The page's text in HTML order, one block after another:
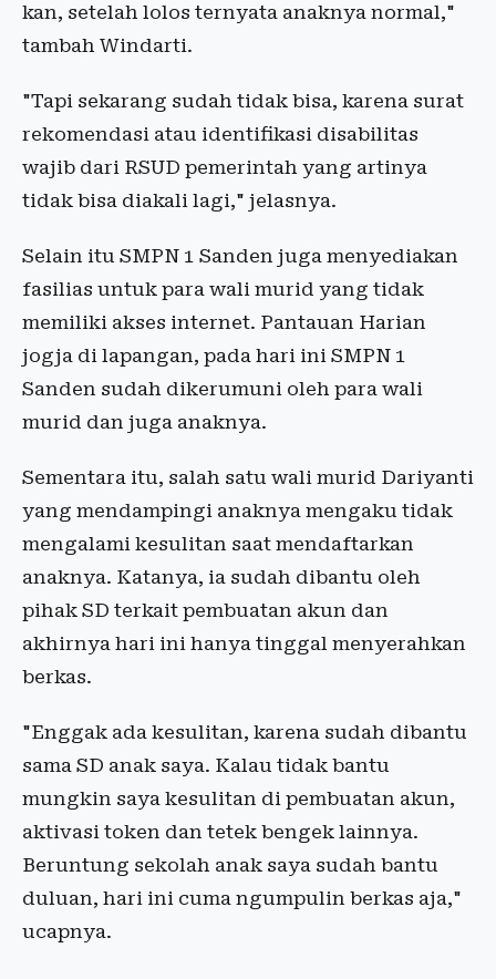
kan, setelah lolos ternyata anaknya normal,"
tambah Windarti.
"Tapi sekarang sudah tidak bisa, karena surat
rekomendasi atau identifikasi disabilitas
wajib dari RSUD pemerintah yang artinya
tidak bisa diakali lagi," jelasnya.
Selain itu SMPN 1 Sanden juga menyediakan
fasilias untuk para wali murid yang tidak
memiliki akses internet. Pantauan Harian
jogja di lapangan, pada hari ini SMPN 1
Sanden sudah dikerumuni oleh para wali
murid dan juga anaknya.
Sementara itu, salah satu wali murid Dariyanti
yang mendampingi anaknya mengaku tidak
mengalami kesulitan saat mendaftarkan
anaknya. Katanya, ia sudah dibantu oleh
pihak SD terkait pembuatan akun dan
akhirnya hari ini hanya tinggal menyerahkan
berkas.
"Enggak ada kesulitan, karena sudah dibantu
sama SD anak saya. Kalau tidak bantu
mungkin saya kesulitan di pembuatan akun,
aktivasi token dan tetek bengek lainnya.
Beruntung sekolah anak saya sudah bantu
duluan, hari ini cuma ngumpulin berkas aja,"
ucapnya.